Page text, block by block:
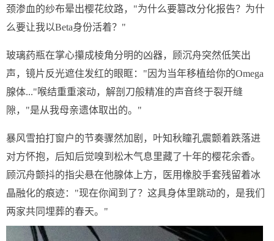
颈渗血的纱布晕出樱花纹路，"为什么要篡改分化报告？为什
么要让我以Beta身份活着？"
玻璃药瓶在掌心攥成棱角分明的凶器，顾沉舟突然低笑出
声，镜片反光遮住发红的眼眶："因为当年移植给你的Omega
腺体..."喉结重重滚动，解剖刀般精准的声音终于裂开缝
隙，"是从我母亲遗体取出的。"
暴风雪拍打窗户的节奏骤然加剧，叶知秋瞳孔震颤着跌落进
对方怀抱，后知后觉嗅到松木气息里藏了十年的樱花余香。
顾沉舟颤抖的指尖悬在他腺体上方，医用橡胶手套残留着冰
晶融化的痕迹："现在你闻到了？这具身体里跳动的，是我们
两家共同埋葬的春天。"